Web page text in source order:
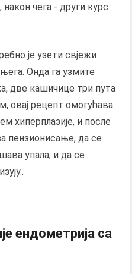
чега - други курс
је узети свјежи
Онда га узмите
две кашичице три пута
овај рецепт омогућава
хиперплазије, и после
пензионисање, да се
упала, и да се
ендометрија са